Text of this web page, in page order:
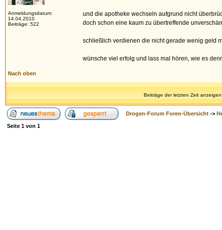
Anmeldungsdatum:
14.04.2010
Beiträge: 522
und die apotheke wechseln aufgrund nicht
doch schon eine kaum zu übertreffende
schließlich verdienen die nicht gerade wenig geld
wünsche viel erfolg und lass mal hören, wie es
Nach oben
Beiträge der letzten Zeit
Drogen-Forum Foren-Übersicht ->
Seite 1 von 1